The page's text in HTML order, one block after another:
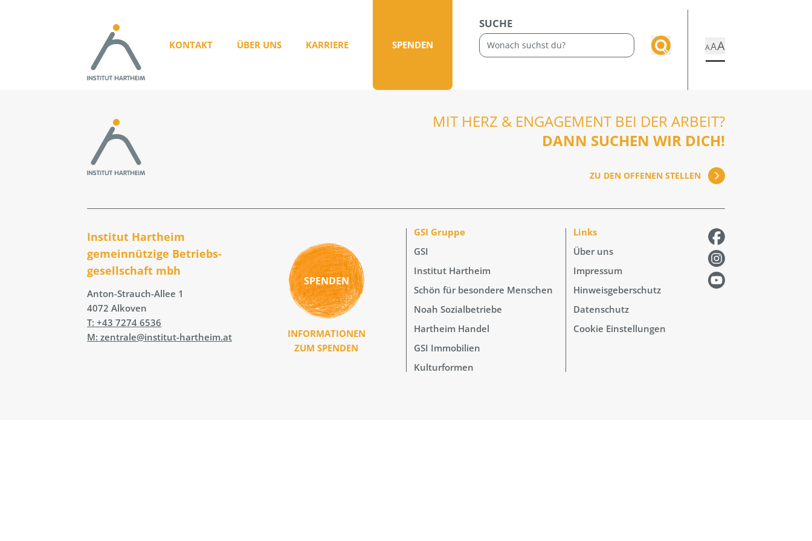
KONTAKT ÜBER UNS KARRIERE SPENDEN
SUCHE
AAA
MIT HERZ & ENGAGEMENT BEI DER ARBEIT?
DANN SUCHEN WIR DICH!
ZU DEN OFFENEN STELLEN
Institut Hartheim
gemeinnützige Betriebs­
gesellschaft mbh
Anton-Strauch-Allee 1
4072 Alkoven
T: +43 7274 6536
M: zentrale@institut-hartheim.at
SPENDEN
INFORMATIONEN
ZUM SPENDEN
GSI Gruppe
GSI
Institut Hartheim
Schön für besondere Menschen
Noah Sozialbetriebe
Hartheim Handel
GSI Immobilien
Kulturformen
Links
Über uns
Impressum
Hinweisgeberschutz
Datenschutz
Cookie Einstellungen